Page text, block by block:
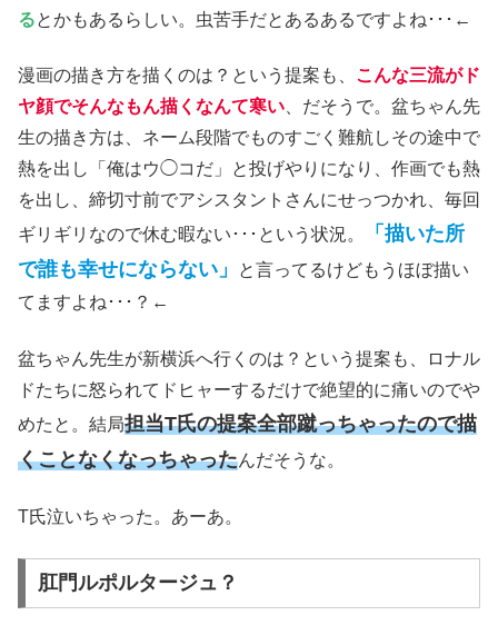
るとかもあるらしい。虫苦手だとあるあるですよね･･･←
漫画の描き方を描くのは？という提案も、 こんな三流がド
ヤ顔でそんなもん描くなんて寒い、だそうで。盆ちゃん先
生の描き方は、ネーム段階でものすごく難航しその途中で
熱を出し「俺はウ◯コだ」と投げやりになり、作画でも熱
を出し、締切寸前でアシスタントさんにせっつかれ、毎回
ギリギリなので休む暇ない･･･という状況。
「描いた所
で誰も幸せにならない」
と言ってるけどもうほぼ描い
てますよね･･･？←
盆ちゃん先生が新横浜へ行くのは？という提案も、ロナル
ドたちに怒られてドヒャーするだけで絶望的に痛いのでや
めたと。結局担当T氏の提案全部蹴っちゃったので描
くことなくなっちゃったんだそうな。
T氏泣いちゃった。あーあ。
肛門ルポルタージュ？